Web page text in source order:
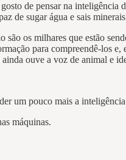
de pensar na
de sugar água e sais
os milhares que estão
para compreendê-los
ouve a voz de animal
um pouco mais a
máquinas.